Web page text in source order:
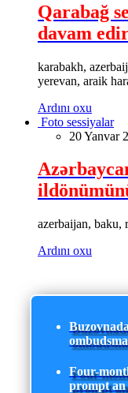
Qarabağ
davam
karabakh,
yerevan, araik
Ardını oxu
Foto sessiyalar
20 Yanvar
azerbaijan, baku,
Ardını oxu
Four-
prompt an